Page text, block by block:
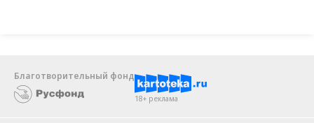
Благотворительный фонд
18+ реклама